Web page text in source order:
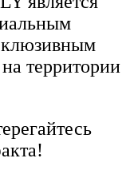
территории